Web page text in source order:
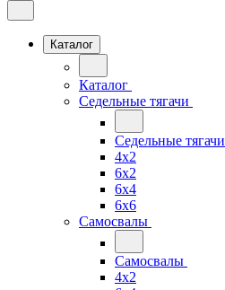
Каталог
Каталог
Седельные тягачи
Седельные тягачи
4x2
6x2
6x4
6x6
Самосвалы
Самосвалы
4x2